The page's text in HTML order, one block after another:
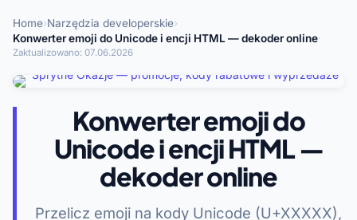
Home›Narzędzia developerskie›
Konwerter emoji do Unicode i encji HTML — dekoder online·
Zaktualizowano: 07.06.2026
Konwerter emoji do
Unicode i encji HTML —
dekoder online
Przelicz emoji na kody Unicode (U+XXXXX),